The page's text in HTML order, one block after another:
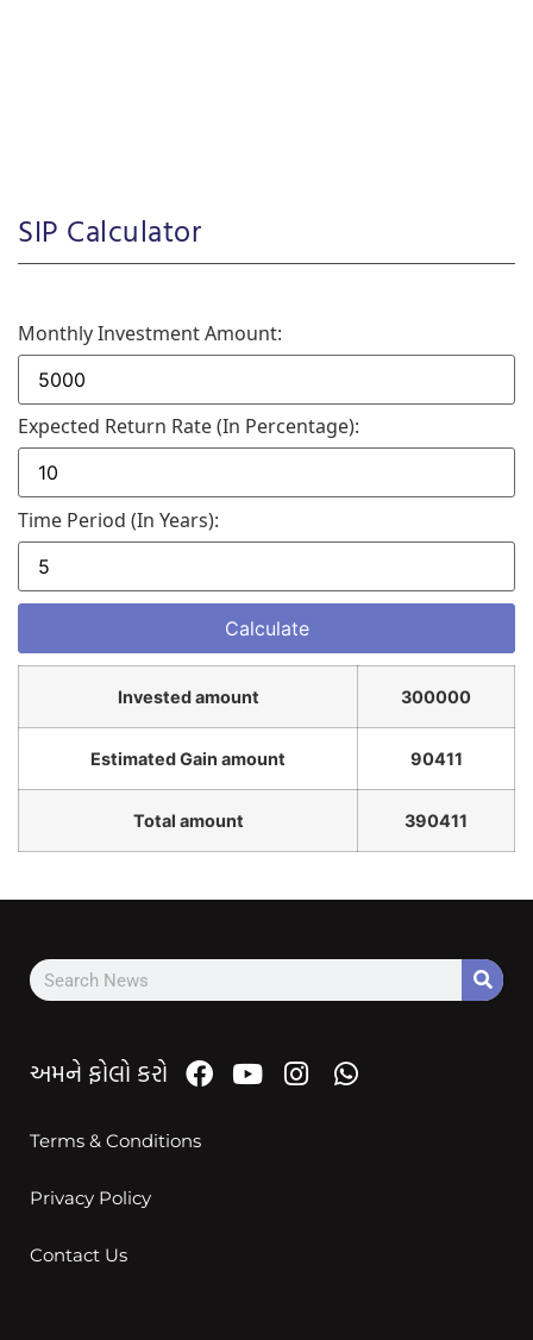
SIP Calculator
Monthly Investment Amount:
Expected Return Rate (in Percentage):
Time Period (in Years):
Invested amount 300000
Estimated Gain amount 90411
Total amount 390411
અમને ફોલો કરો
Terms & Conditions
Privacy Policy
Contact Us